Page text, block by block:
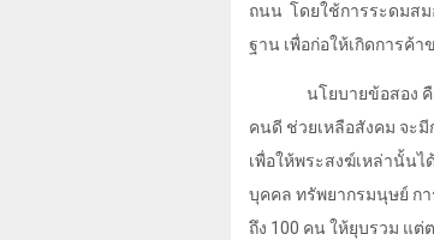
ถนน โดยใช้การระดมส
ฐาน เพื่อก่อให้เกิดการค้า
นโยบายข้อสอง
คนดี ช่วยเหลือสังคม จะ
เพื่อให้พระสงฆ์เหล่านั้น
บุคคล ทรัพยากรมนุษย์ กา
ถึง 100 คน ให้ยุบรวม แต่